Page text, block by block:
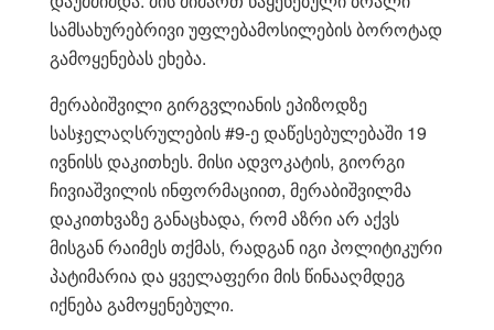
სამსახურებრივი უფლებამოსილების ბოროტად
გამოყენებას ეხება.
მერაბიშვილი გირგვლიანის ეპიზოდზე
სასჯელაღსრულების #9-ე დაწესებულებაში 19
ივნისს დაკითხეს. მისი ადვოკატის, გიორგი
ჩივიაშვილის ინფორმაციით, მერაბიშვილმა
დაკითხვაზე განაცხადა, რომ აზრი არ აქვს
მისგან რაიმეს თქმას, რადგან იგი პოლიტიკური
პატიმარია და ყველაფერი მის წინააღმდეგ
იქნება გამოყენებული.